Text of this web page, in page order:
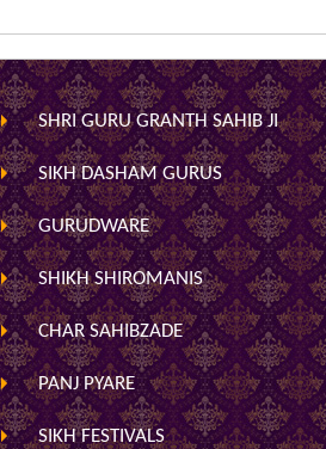
SHRI GURU GRANTH SAHIB JI
SIKH DASHAM GURUS
GURUDWARE
SHIKH SHIROMANIS
CHAR SAHIBZADE
PANJ PYARE
SIKH FESTIVALS